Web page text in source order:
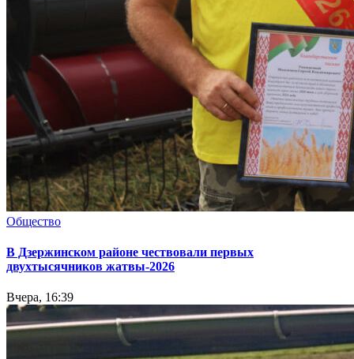
Общество
В Дзержинском районе чествовали первых
двухтысячников жатвы-2026
Вчера, 16:39